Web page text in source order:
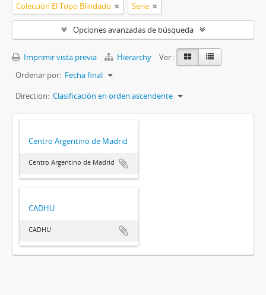
Colección El Topo Blindado Serie
Opciones avanzadas de búsqueda
Imprimir vista previa Hierarchy
Ver :
Ordenar por: Fecha final
Direction: Clasificación en orden ascendente
Centro Argentino de Madrid
Centro Argentino de Madrid
CADHU
CADHU